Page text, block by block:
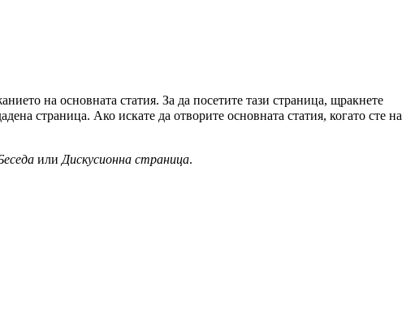
на основната статия. За да посетите тази страница, щракнете
страница. Ако искате да отворите основната статия, когато сте на
или Дискусионна страница.